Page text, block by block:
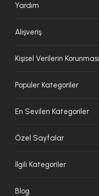
Yardım
Alışveriş
Kişisel Verilerin Korunması
Popüler Kategoriler
En Sevilen Kategoriler
Özel Sayfalar
İlgili Kategoriler
Blog